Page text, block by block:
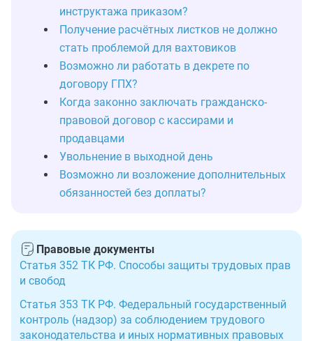
инструктажа приказом?
Получение расчётных листков не должно
стать проблемой для вахтовиков
Возможно ли работать в декрете по
договору ГПХ?
Когда законно заключать гражданско-
правовой договор с кассирами и
продавцами
Увольнение в выходной день
Возможно ли возложение дополнительных
обязанностей без доплаты?
Правовые документы
Статья 352 ТК РФ. Способы защиты трудовых прав
и свобод
Статья 353 ТК РФ. Федеральный государственный
контроль (надзор) за соблюдением трудового
законодательства и иных нормативных правовых